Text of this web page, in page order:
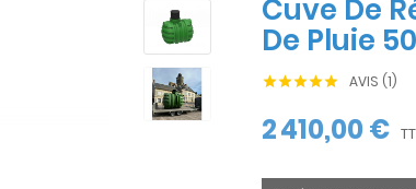
Cuve De
De Pluie
 AVIS (1)
2 410,00 €